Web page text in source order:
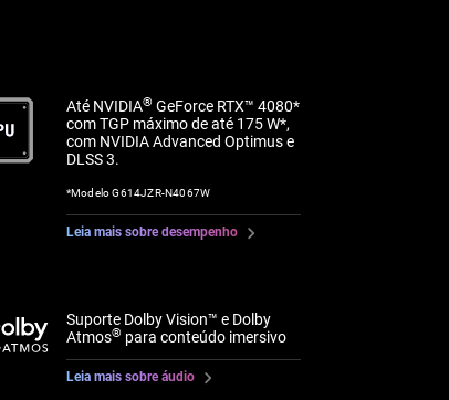
Até NVIDIA® GeForce RTX™ 4080*
com TGP máximo de até 175 W*,
com NVIDIA Advanced Optimus e
DLSS 3.
*Modelo G614JZR-N4067W
Leia mais sobre desempenho
Suporte Dolby Vision™ e Dolby
Atmos® para conteúdo imersivo
Leia mais sobre áudio